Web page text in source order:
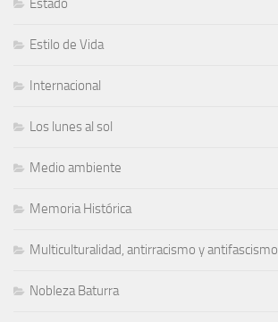
Estado
Estilo de Vida
Internacional
Los lunes al sol
Medio ambiente
Memoria Histórica
Multiculturalidad, antirracismo y antifascismo
Nobleza Baturra